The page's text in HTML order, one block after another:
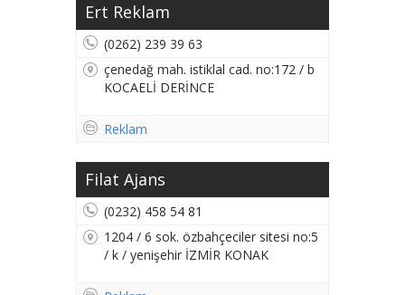
Ert Reklam
(0262) 239 39 63
çenedağ mah. istiklal cad. no:172 / b
KOCAELİ DERİNCE
Reklam
Filat Ajans
(0232) 458 54 81
1204 / 6 sok. özbahçeciler sitesi no:5
/ k / yenişehir İZMİR KONAK